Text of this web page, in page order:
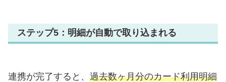
ステップ5：明細が自動で取り込まれる
連携が完了すると、 過去数ヶ月分のカード利用明細